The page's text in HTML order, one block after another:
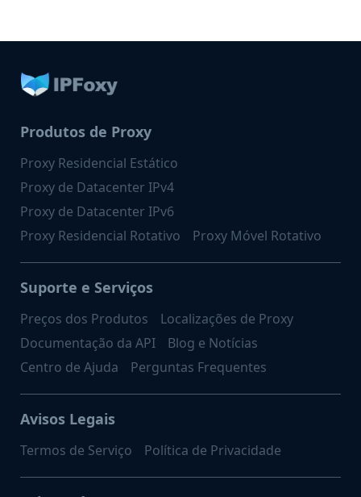
Produtos de Proxy
Proxy Residencial Estático
Proxy de Datacenter IPv4
Proxy de Datacenter IPv6
Proxy Residencial Rotativo
Proxy Móvel Rotativo
Suporte e Serviços
Preços dos Produtos
Localizações de Proxy
Documentação da API
Blog e Notícias
Centro de Ajuda
Perguntas Frequentes
Avisos Legais
Termos de Serviço Política de Privacidade